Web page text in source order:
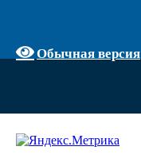
Обычная версия